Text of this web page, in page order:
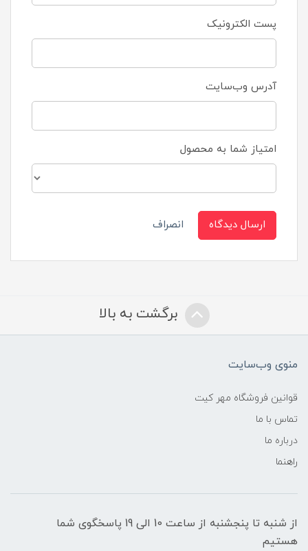
پست الکترونیک
آدرس وب‌سایت
امتیاز شما به محصول
ارسال دیدگاه انصراف
برگشت به بالا
منوی وب‌سایت
قوانین فروشگاه مهر کیت
تماس با ما
درباره ما
راهنما
از شنبه تا پنجشنبه از ساعت 10 الی 19 پاسخگوی شما
هستیم